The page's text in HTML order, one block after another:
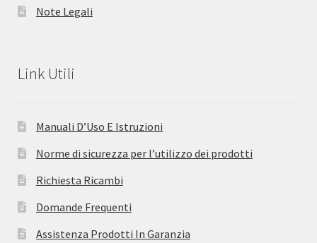
Note Legali
Link Utili
Manuali D’Uso E Istruzioni
Norme di sicurezza per l’utilizzo dei prodotti
Richiesta Ricambi
Domande Frequenti
Assistenza Prodotti In Garanzia